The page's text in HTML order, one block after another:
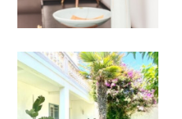
conseil et l'expertise du
celui de l'arrière-
L'expertise de
Orientales à